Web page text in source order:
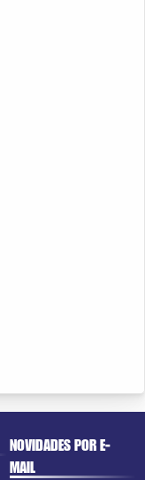
NOVIDADES POR E-
MAIL